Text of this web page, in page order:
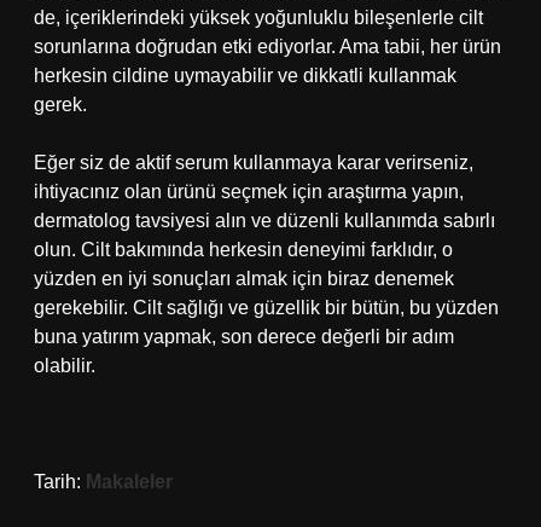
de, içeriklerindeki yüksek yoğunluklu bileşenlerle cilt
sorunlarına doğrudan etki ediyorlar. Ama tabii, her ürün
herkesin cildine uymayabilir ve dikkatli kullanmak
gerek.
Eğer siz de aktif serum kullanmaya karar verirseniz,
ihtiyacınız olan ürünü seçmek için araştırma yapın,
dermatolog tavsiyesi alın ve düzenli kullanımda sabırlı
olun. Cilt bakımında herkesin deneyimi farklıdır, o
yüzden en iyi sonuçları almak için biraz denemek
gerekebilir. Cilt sağlığı ve güzellik bir bütün, bu yüzden
buna yatırım yapmak, son derece değerli bir adım
olabilir.
Tarih: Makaleler